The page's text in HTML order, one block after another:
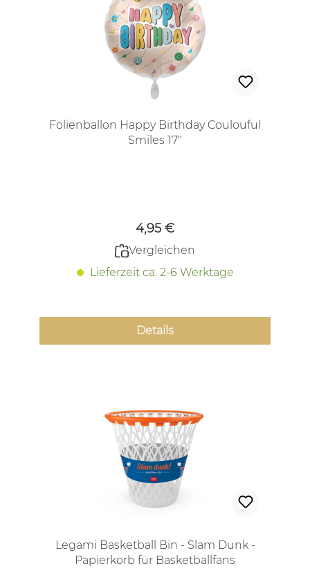
Folienballon Happy Birthday Coulouful
Smiles 17"
4,95 €
Vergleichen
Lieferzeit ca. 2-6 Werktage
Details
Legami Basketball Bin - Slam Dunk -
Papierkorb für Basketballfans